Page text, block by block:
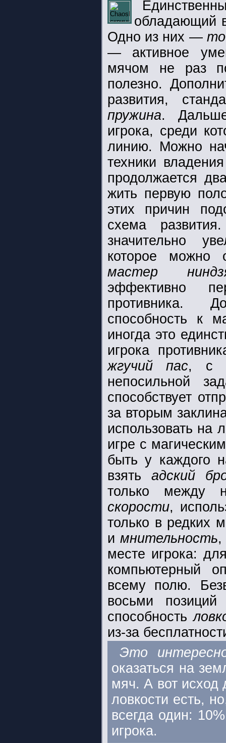
обладающий
Одно из них —
— активное
мячом не раз
полезно.
развития,
пружина.
игрока, среди
линию. Можно
техники
продолжается
жить первую
этих причин
схема
значительно
которое можно
мастер
эффективно
противника.
способность к
иногда это
игрока
жгучий пас, с
непосильной
способствует
за вторым
использовать на
игре с
быть у каждого
взять адский
только между
скорости,
только в редких
имнительность,
месте игрока:
компьютерный
всему полю.
восьми
способность
из-за
Это
оказаться на
мяч. А вот исход
ловкости есть,
всегда один:
игрока.